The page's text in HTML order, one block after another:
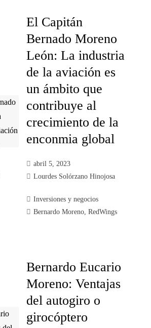
El Capitán
Bernado Moreno
León: La industria
de la aviación es
un ámbito que
contribuye al
crecimiento de la
enconmia global
abril 5, 2023
Lourdes Solórzano Hinojosa
Inversiones y negocios
Bernardo Moreno, RedWings
Bernardo Eucario
Moreno: Ventajas
del autogiro o
girocóptero